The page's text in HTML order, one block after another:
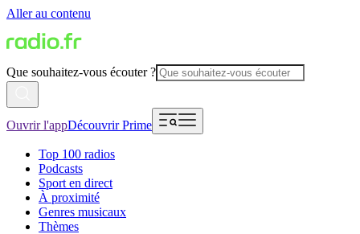
Aller au contenu
Que souhaitez-vous écouter ?
Ouvrir l'appDécouvrir Prime
Top 100 radios
Podcasts
Sport en direct
À proximité
Genres musicaux
Thèmes